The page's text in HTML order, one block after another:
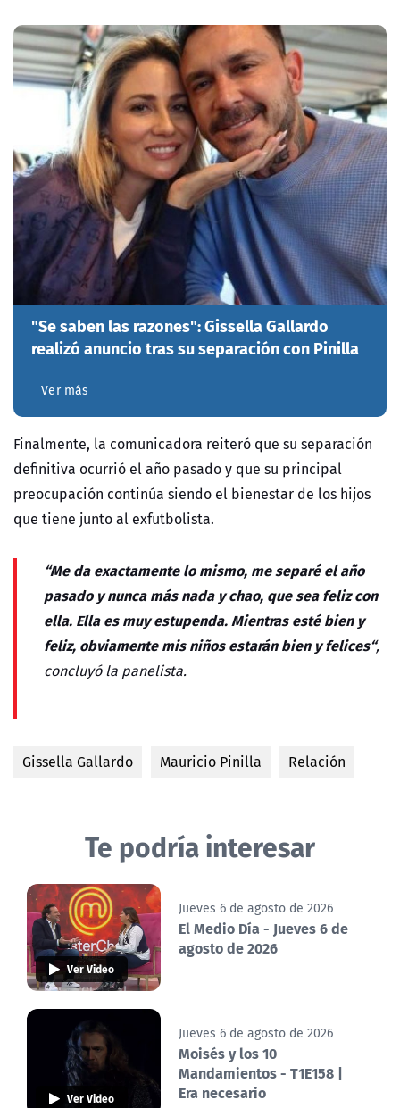
"Se saben las razones": Gissella Gallardo
realizó anuncio tras su separación con Pinilla
Ver más
Finalmente, la comunicadora reiteró que su separación
definitiva ocurrió el año pasado y que su principal
preocupación continúa siendo el bienestar de los hijos
que tiene junto al exfutbolista.
“Me da exactamente lo mismo, me separé el año
pasado y nunca más nada y chao, que sea feliz con
ella. Ella es muy estupenda. Mientras esté bien y
feliz, obviamente mis niños estarán bien y felices“,
concluyó la panelista.
Gissella Gallardo Mauricio Pinilla Relación
Te podría interesar
Ver Video
Jueves 6 de agosto de 2026
El Medio Día - Jueves 6 de
agosto de 2026
Ver Video
Jueves 6 de agosto de 2026
Moisés y los 10
Mandamientos - T1E158 |
Era necesario